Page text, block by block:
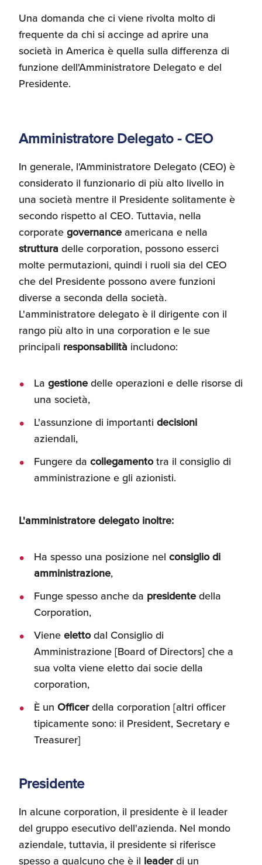
e Licenze
Ricerca Personale e
Una domanda che ci viene rivolta molto di
frequente da chi si accinge ad aprire una
società in America è quella sulla differenza di
funzione dell'Amministratore Delegato e del
Presidente.
Amministratore Delegato - CEO
In generale, l'Amministratore Delegato (CEO) è
considerato il funzionario di più alto livello in
una società mentre il Presidente solitamente è
secondo rispetto al CEO. Tuttavia, nella
corporate governance americana e nella
struttura delle corporation, possono esserci
molte permutazioni, quindi i ruoli sia del CEO
che del Presidente possono avere funzioni
diverse a seconda della società.
L'amministratore delegato è il dirigente con il
rango più alto in una corporation e le sue
principali responsabilità includono:
La gestione delle operazioni e delle risorse di
una società,
L'assunzione di importanti decisioni
aziendali,
Fungere da collegamentotra il consiglio di
amministrazione e gli azionisti.
L'amministratore delegato inoltre:
Ha spesso una posizione nel consiglio di
amministrazione,
Funge spesso anche da presidente della
Corporation,
Viene elettodal Consiglio di
Amministrazione [Board of Directors] che a
sua volta viene eletto dai socie della
corporation,
È un Officerdella corporation [altri officer
tipicamente sono: il President, Secretary e
Treasurer]
Presidente
In alcune corporation, il presidente è il leader
del gruppo esecutivo dell'azienda. Nel mondo
aziendale, tuttavia, il presidente si riferisce
spesso a qualcuno che è il leaderdi un